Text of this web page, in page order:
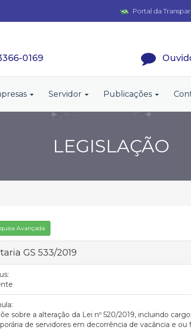
Portal da
0169
Servidor Publicações
LEGISLAÇÃO
Avançada
GS 533/2019
sobre a alteração da Lei nº 520/2019, incluindo
de servidores em decorrência de vacância e